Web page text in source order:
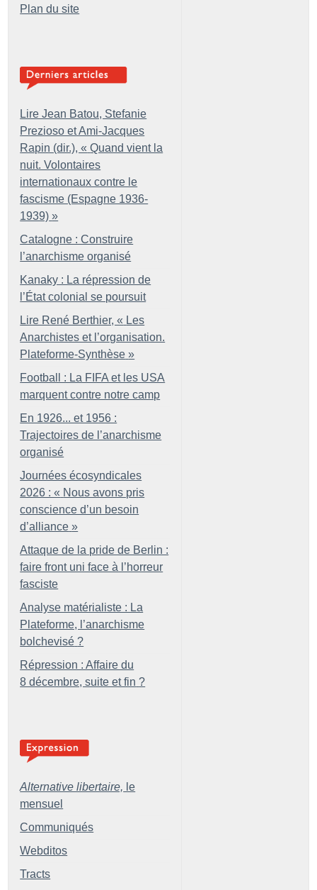
Plan du site
Lire Jean Batou, Stefanie
Prezioso et Ami-Jacques
Rapin (dir.), « Quand vient la
nuit. Volontaires
internationaux contre le
fascisme (Espagne 1936-
1939) »
Catalogne : Construire
l’anarchisme organisé
Kanaky : La répression de
l’État colonial se poursuit
Lire René Berthier, « Les
Anarchistes et l’organisation.
Plateforme-Synthèse »
Football : La FIFA et les USA
marquent contre notre camp
En 1926... et 1956 :
Trajectoires de l’anarchisme
organisé
Journées écosyndicales
2026 : « Nous avons pris
conscience d’un besoin
d’alliance »
Attaque de la pride de Berlin :
faire front uni face à l’horreur
fasciste
Analyse matérialiste : La
Plateforme, l’anarchisme
bolchevisé ?
Répression : Affaire du
8 décembre, suite et fin ?
Alternative libertaire, le
mensuel
Communiqués
Webditos
Tracts